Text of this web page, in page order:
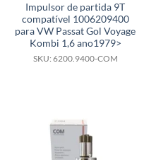
Impulsor de partida 9T
compatível 1006209400
para VW Passat Gol Voyage
Kombi 1,6 ano1979>
SKU: 6200.9400-COM